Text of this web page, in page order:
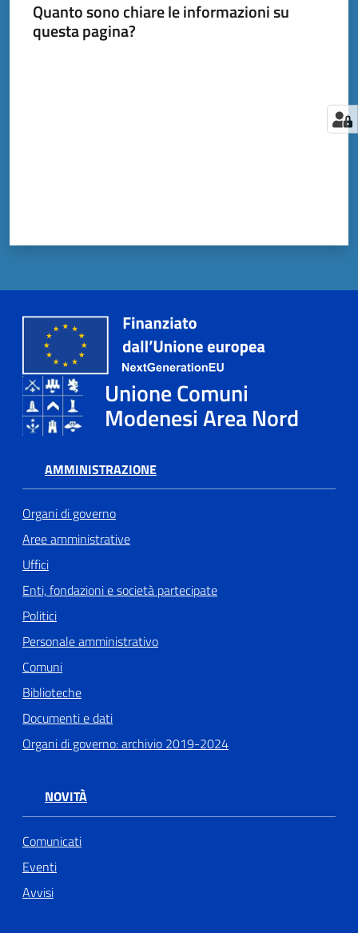
Quanto sono chiare le informazioni su
questa pagina?
Unione Comuni
Modenesi Area Nord
AMMINISTRAZIONE
Organi di governo
Aree amministrative
Uffici
Enti, fondazioni e società partecipate
Politici
Personale amministrativo
Comuni
Biblioteche
Documenti e dati
Organi di governo: archivio 2019-2024
NOVITÀ
Comunicati
Eventi
Avvisi